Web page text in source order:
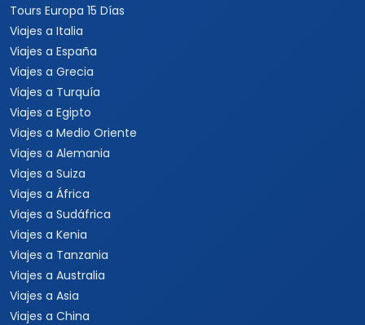
Tours Europa 15 Días
Viajes a Italia
Viajes a España
Viajes a Grecia
Viajes a Turquía
Viajes a Egipto
Viajes a Medio Oriente
Viajes a Alemania
Viajes a Suiza
Viajes a África
Viajes a Sudáfrica
Viajes a Kenia
Viajes a Tanzania
Viajes a Australia
Viajes a Asia
Viajes a China